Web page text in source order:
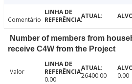
Comentário
Number of members from
receive C4W from the Project
Valor
0.00
26400.00 0.00